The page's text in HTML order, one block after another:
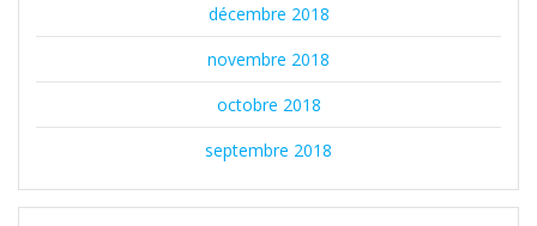
décembre 2018
novembre 2018
octobre 2018
septembre 2018